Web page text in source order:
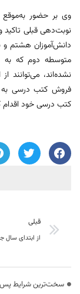
وی بر حضور
نوبت‌دهی قبلی تاکید
دانش‌آموزان هشتم و
متوسطه دوم که
نشده‌اند، می‌توانند
کتب درسی خود اقدام
قبلی
سخت‌ترین شرایط پس